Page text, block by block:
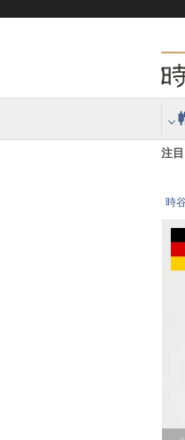
注目
時